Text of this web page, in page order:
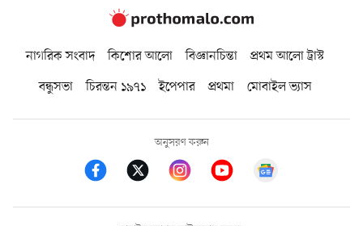
নাগরিক সংবাদ কিশোর আলো বিজ্ঞানচিন্তা
প্রথম আলো ট্রাস্ট
বন্ধুসভা
চিরন্তন ১৯৭১ ইপেপার প্রথমা মোবাইল ভ্যাস
অনুসরণ করুন